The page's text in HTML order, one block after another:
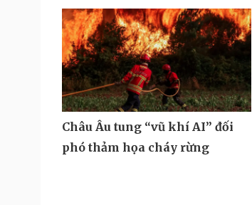
Châu Âu tung “vũ khí AI” đối
phó thảm họa cháy rừng